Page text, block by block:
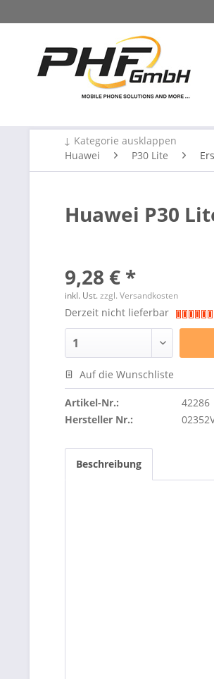
↓ Kategorie ausklappen
Huawei
P30 Lite
Huawei P30
9,28 € *
inkl. Ust.zzgl. Versandkosten
Derzeit nicht lieferbar
Auf die Wunschliste
Artikel-Nr.:
42286
Hersteller Nr.:
Beschreibung